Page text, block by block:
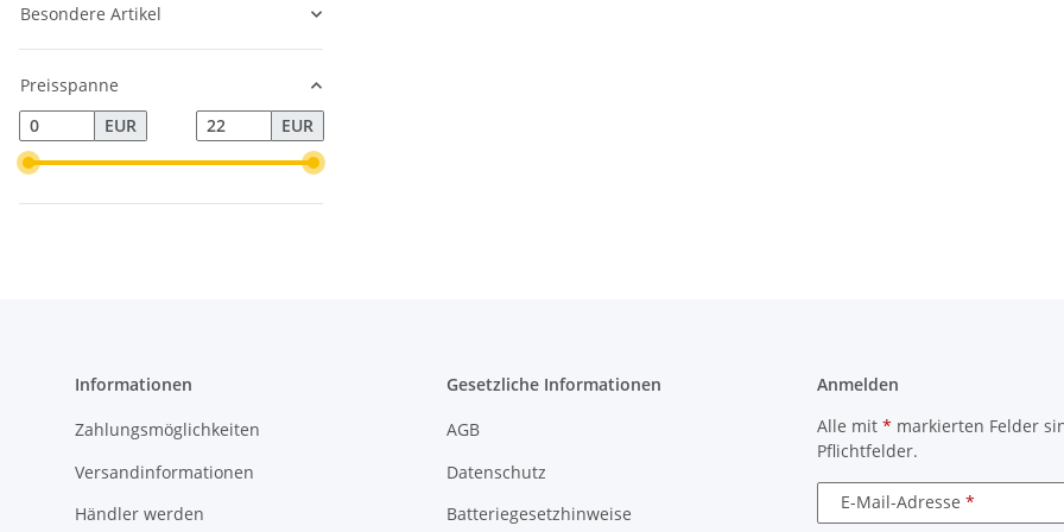
Besondere Artikel
Preisspanne
EUR
EUR
Informationen
Zahlungsmöglichkeiten
Versandinformationen
Händler werden
Gesetzliche Informationen
AGB
Datenschutz
Batteriegesetzhinweise
Anmelden
Alle mit * markierten Felder
Pflichtfelder.
E-Mail-Adresse